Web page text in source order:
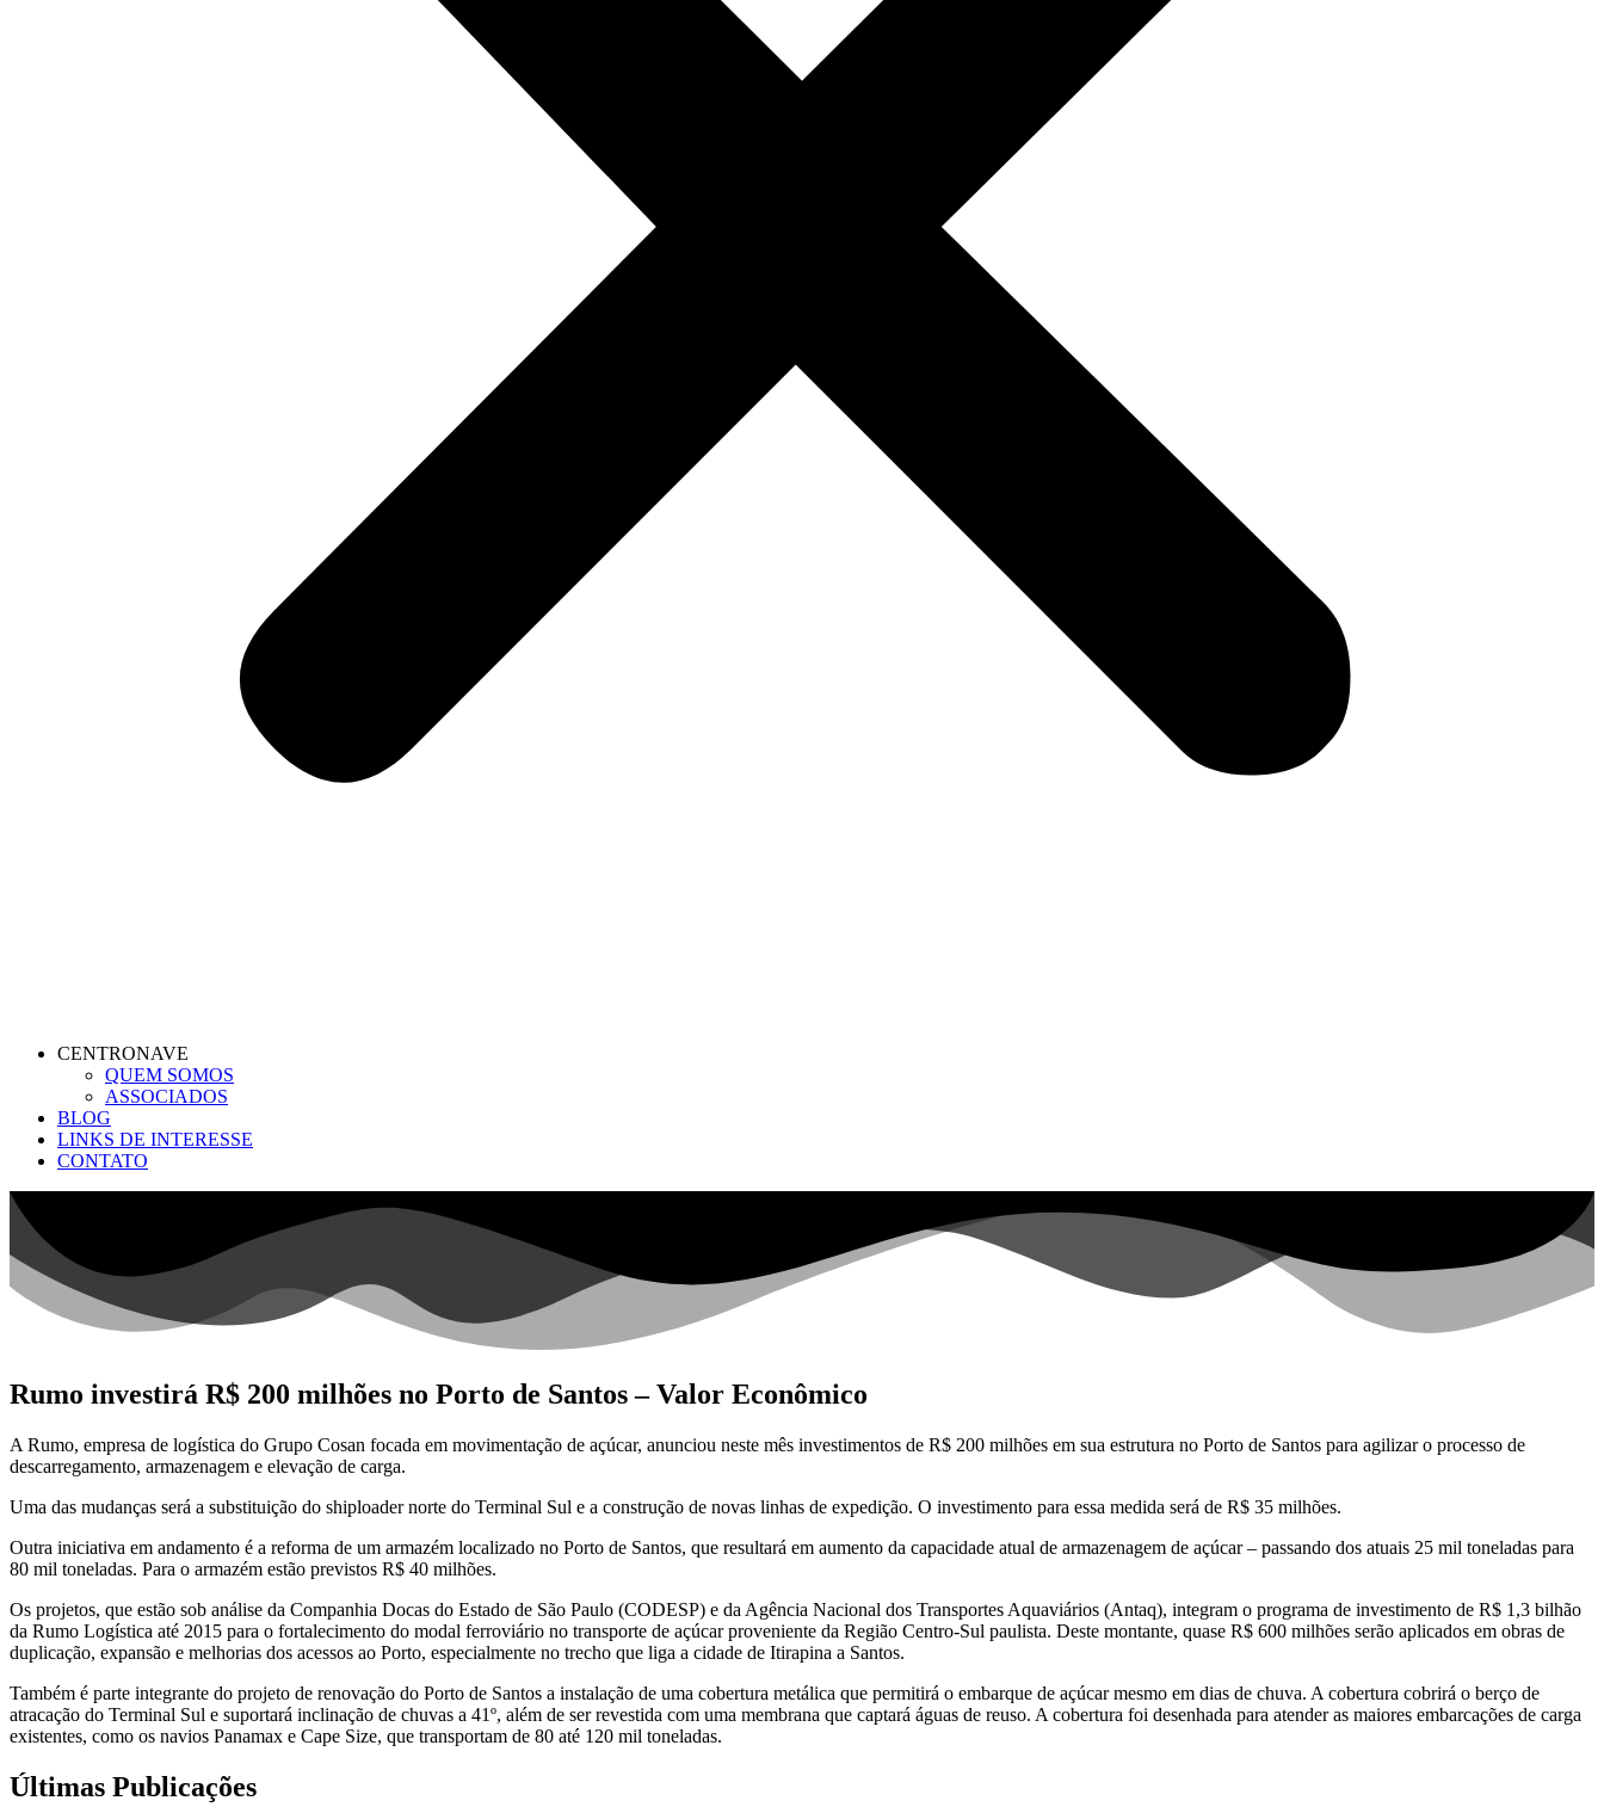
CENTRONAVE
QUEM SOMOS
ASSOCIADOS
BLOG
LINKS DE INTERESSE
CONTATO
Rumo investirá R$ 200 milhões no Porto de Santos – Valor Econômico
A Rumo, empresa de logística do Grupo Cosan focada em movimentação de açúcar, anunciou neste mês investimentos de R$ 200 milhões em sua estrutura no Porto de Santos para agilizar o processo de
descarregamento, armazenagem e elevação de carga.
Uma das mudanças será a substituição do shiploader norte do Terminal Sul e a construção de novas linhas de expedição. O investimento para essa medida será de R$ 35 milhões.
Outra iniciativa em andamento é a reforma de um armazém localizado no Porto de Santos, que resultará em aumento da capacidade atual de armazenagem de açúcar – passando dos atuais 25 mil toneladas para
80 mil toneladas. Para o armazém estão previstos R$ 40 milhões.
Os projetos, que estão sob análise da Companhia Docas do Estado de São Paulo (CODESP) e da Agência Nacional dos Transportes Aquaviários (Antaq), integram o programa de investimento de R$ 1,3 bilhão
da Rumo Logística até 2015 para o fortalecimento do modal ferroviário no transporte de açúcar proveniente da Região Centro-Sul paulista. Deste montante, quase R$ 600 milhões serão aplicados em obras de
duplicação, expansão e melhorias dos acessos ao Porto, especialmente no trecho que liga a cidade de Itirapina a Santos.
Também é parte integrante do projeto de renovação do Porto de Santos a instalação de uma cobertura metálica que permitirá o embarque de açúcar mesmo em dias de chuva. A cobertura cobrirá o berço de
atracação do Terminal Sul e suportará inclinação de chuvas a 41º, além de ser revestida com uma membrana que captará águas de reuso. A cobertura foi desenhada para atender as maiores embarcações de carga
existentes, como os navios Panamax e Cape Size, que transportam de 80 até 120 mil toneladas.
Últimas Publicações